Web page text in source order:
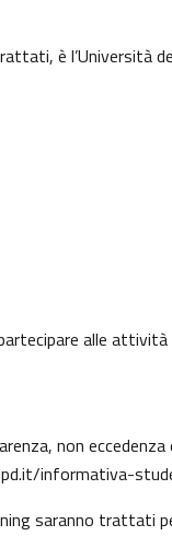
è l’Università
alle
non
informativa-
saranno trattati